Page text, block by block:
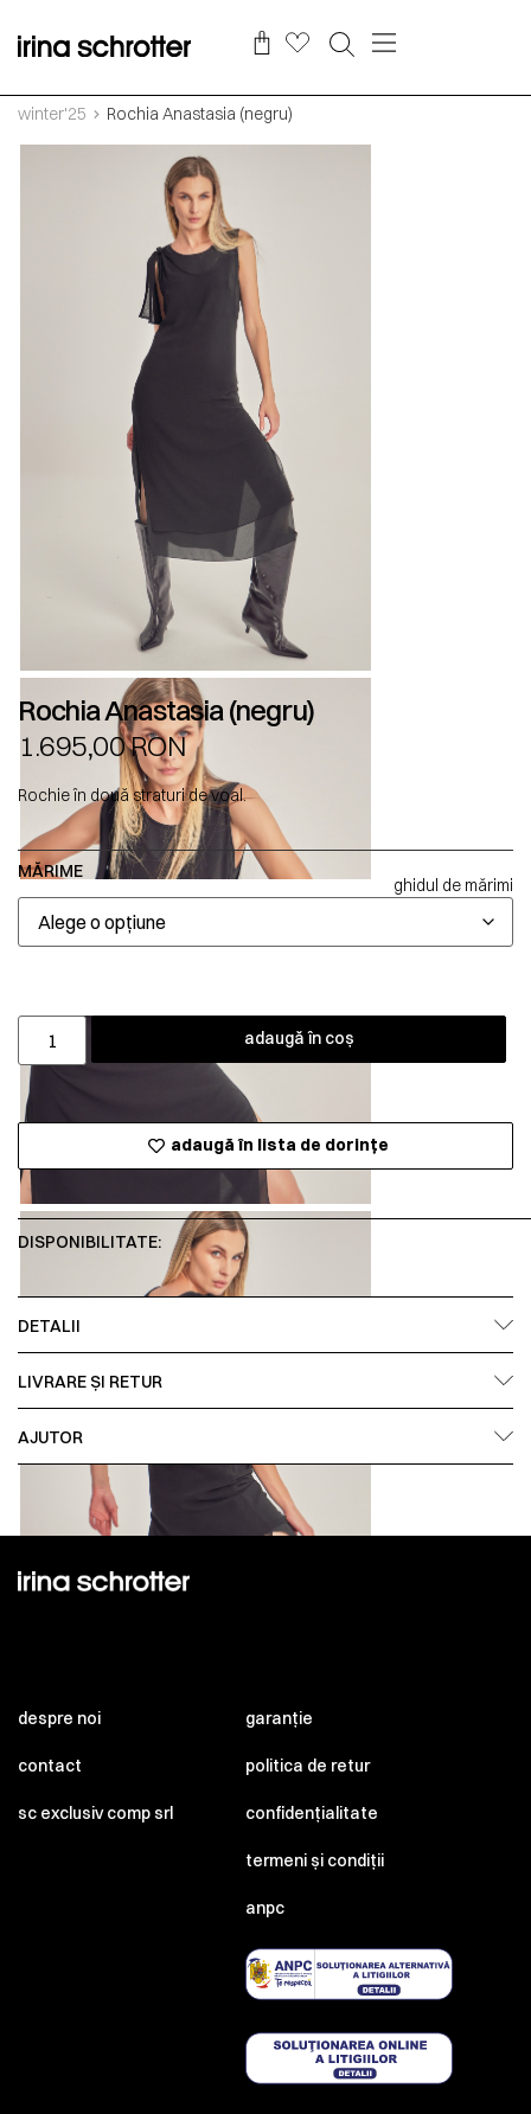
winter'25 Rochia Anastasia (negru)
Rochia Anastasia (negru)
1.695,00RON
Rochie în două straturi de voal.
MĂRIME
ghidul de mărimi
adaugă în coș
adaugă în lista de dorințe
DISPONIBILITATE:
DETALII
LIVRARE ȘI RETUR
AJUTOR
despre noi
contact
sc exclusiv comp srl
garanție
politica de retur
confidențialitate
termeni și condiții
anpc